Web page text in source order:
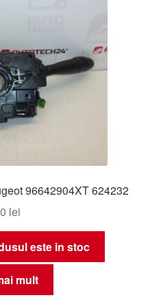
96642904XT 624232
lei
este in stoc
mult